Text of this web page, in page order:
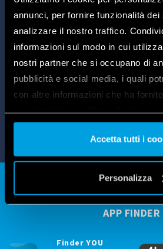
annunci, per fornire funzionalità
analizzare il nostro traffico.
informazioni sul modo in cui
nostri partner che si occupano di
pubblicità e social media, i quali
con altre informazioni che ha
nostri cookie se continua ad
Vai alla Cookie Policy completa
Accetta tutti i
Personalizza
connectés Finder installés dans
la pour créer l’éclairage idéal
pour programmer votre
manière simple et rapide vos
roulants. »
APP FINDER
Finder YOU